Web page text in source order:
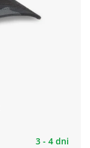
3 - 4 dni